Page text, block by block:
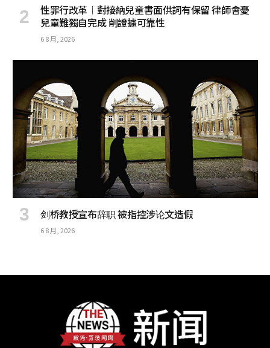
性罪行改革︱對接納兒童書面供詞有保留 律師會憂
兒童難獨自完成 削證據可靠性
6 8 月, 2026
剑桥教授宣布辞职 被指控涉论文造假
6 8 月, 2026